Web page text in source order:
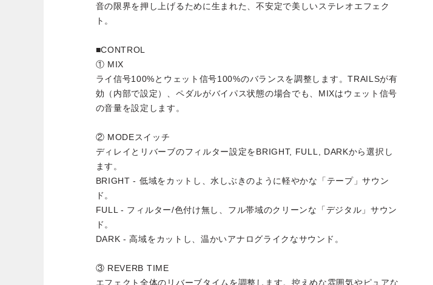
音の限界を押し上げるために生まれた、不安定で美しいステレオエフェク
ト。
■CONTROL
① MIX
ライ信号100%とウェット信号100%のバランスを調整します。TRAILSが有
効（内部で設定）、ペダルがバイパス状態の場合でも、MIXはウェット信号
の音量を設定します。
② MODEスイッチ
ディレイとリバーブのフィルター設定をBRIGHT, FULL, DARKから選択し
ます。
BRIGHT - 低域をカットし、水しぶきのように軽やかな「テープ」サウン
ド。
FULL - フィルター/色付け無し、フル帯域のクリーンな「デジタル」サウン
ド。
DARK - 高域をカットし、温かいアナログライクなサウンド。
③ REVERB TIME
エフェクト全体のリバーブタイムを調整します。控えめな雰囲気やピュアな